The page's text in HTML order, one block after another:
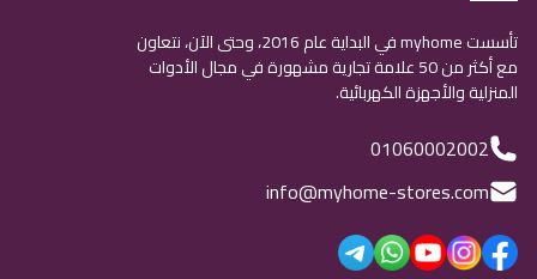
تأسست myhome في البداية عام 2016، وحتى الآن، نتعاون
مع أكثر من 50 علامة تجارية مشهورة في مجال الأدوات
المنزلية والأجهزة الكهربائية.
01060002002
info@myhome-stores.com